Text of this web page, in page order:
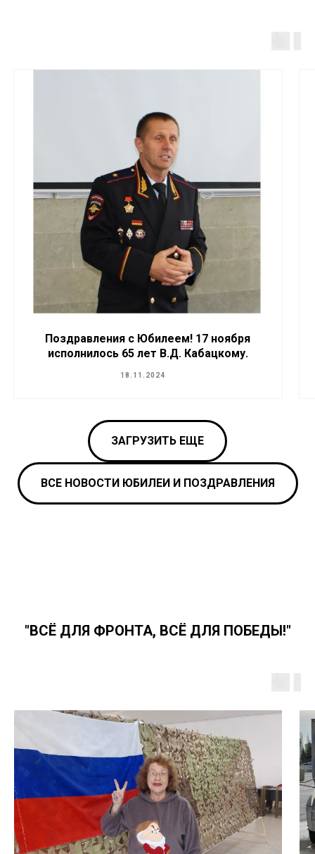
Поздравления с Юбилеем! 17 ноября
исполнилось 65 лет В.Д. Кабацкому.
18.11.2024
ЗАГРУЗИТЬ ЕЩЕ
ВСЕ НОВОСТИ ЮБИЛЕИ И ПОЗДРАВЛЕНИЯ
"ВСЁ ДЛЯ ФРОНТА, ВСЁ ДЛЯ ПОБЕДЫ!"